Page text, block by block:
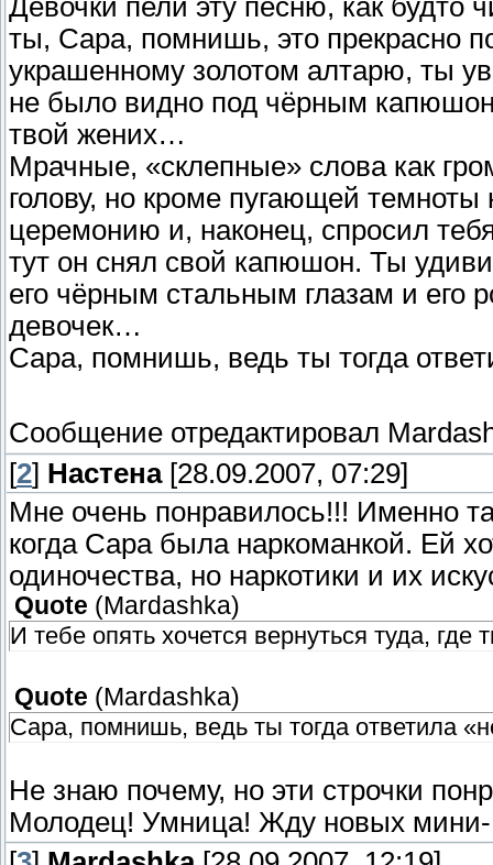
ты, Сара, помнишь, это прекрасно
украшенному золотом алтарю, ты
не было видно под чёрным
твой жених…
Мрачные, «склепные» слова как
голову, но кроме пугающей
церемонию и, наконец, спросил
тут он снял свой капюшон. Ты
его чёрным стальным глазам и его
девочек…
Сара, помнишь, ведь ты тогда
Сообщение отредактировал
[2] Настена[28.09.2007, 07:29]
Мне очень понравилось!!! Именно
когда Сара была наркоманкой. Ей
одиночества, но наркотики и их
Quote (Mardashka)
И тебе опять хочется вернуться туда,
Quote (Mardashka)
Сара, помнишь, ведь ты тогда ответила
Не знаю почему, но эти строчки
Молодец! Умница! Жду новых мини-